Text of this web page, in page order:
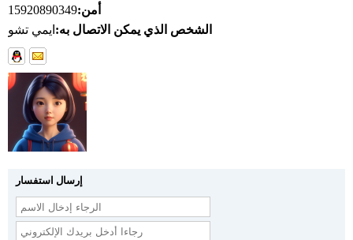
أمن:15920890349
الشخص الذي يمكن الاتصال به: ايمي تشو
إرسال استفسار